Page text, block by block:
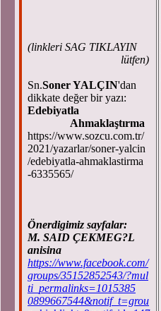
(linkleri SAG TIKLAYIN
lütfen)
Sn.Soner YALÇIN'dan
dikkate değer bir yazı:
Edebiyatla
Ahmaklaştırma
https://www.sozcu.com.tr/
2021/yazarlar/soner-yalcin
/edebiyatla-ahmaklastirma
-6335565/
Önerdigimiz sayfalar:
M. SAID ÇEKMEG?L
anisina
https://www.facebook.com/
groups/35152852543/?mul
ti_permalinks=1015385
0899667544&notif_t=grou